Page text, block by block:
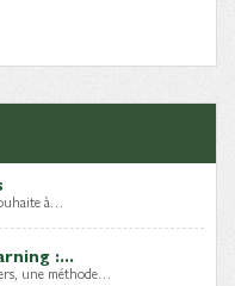
à…
:...
une méthode…